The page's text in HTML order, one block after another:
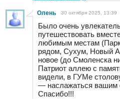
Олень 30 октября 2025, 13:39
Было очень
путешествовать
любимым местам
рядом, Сухум, Новый
новое (до Смоленска
Патриот аллею с
видели, в ГУМе
— наслажаться вашим
Спасибо!!!